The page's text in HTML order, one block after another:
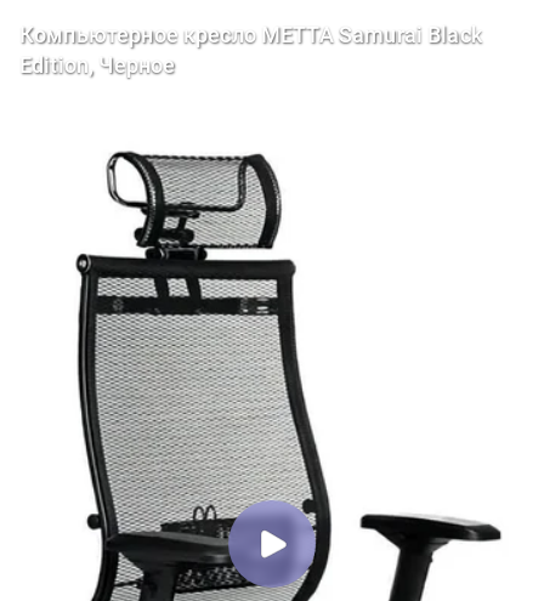
Компьютерное кресло METTA Samurai Black
Edition, Черное